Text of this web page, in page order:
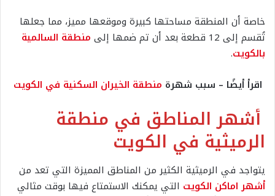
خاصة أن المنطقة مساحتها كبيرة وموقعها مميز، مما جعلها
تُقسم إلى 12 قطعة بعد أن تم ضمها إلى
منطقة السالمية
بالكويت.
اقرأ أيضًا – سبب شهرة منطقة الخيران السكنية في الكويت
أشهر المناطق في منطقة
الرميثية في الكويت
يتواجد في الرميثية الكثير من المناطق المميزة التي تعد من
أشهر اماكن الكويت التي يمكنك الاستمتاع فيها بوقت مثالي